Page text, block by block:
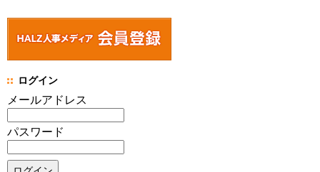
ログイン
メールアドレス
パスワード